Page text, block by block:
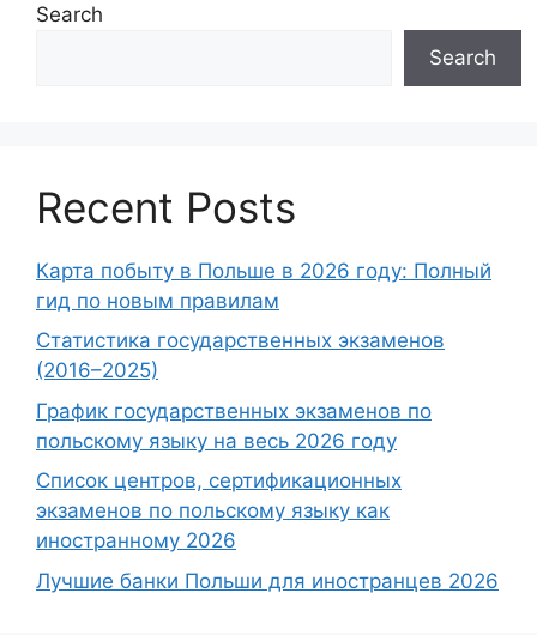
Search
Search
Recent Posts
Карта побыту в Польше в 2026 году: Полный
гид по новым правилам
Статистика государственных экзаменов
(2016–2025)
График государственных экзаменов по
польскому языку на весь 2026 году
Список центров, сертификационных
экзаменов по польскому языку как
иностранному 2026
Лучшие банки Польши для иностранцев 2026